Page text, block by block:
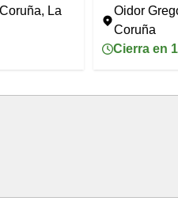
La
Oidor
Coruña
Cierra en